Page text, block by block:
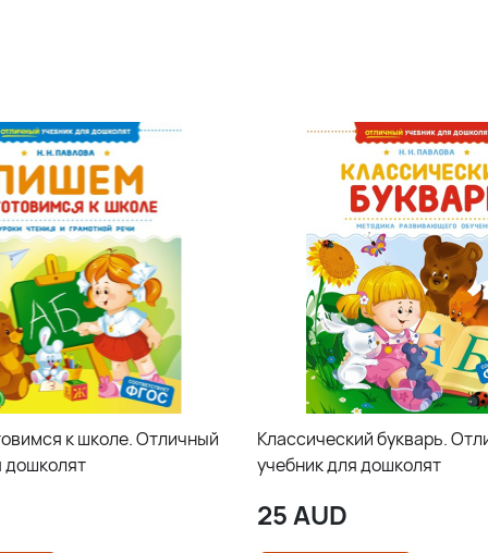
к школе. Отличный
дошколят
Классический букварь.
учебник для дошколят
25AUD